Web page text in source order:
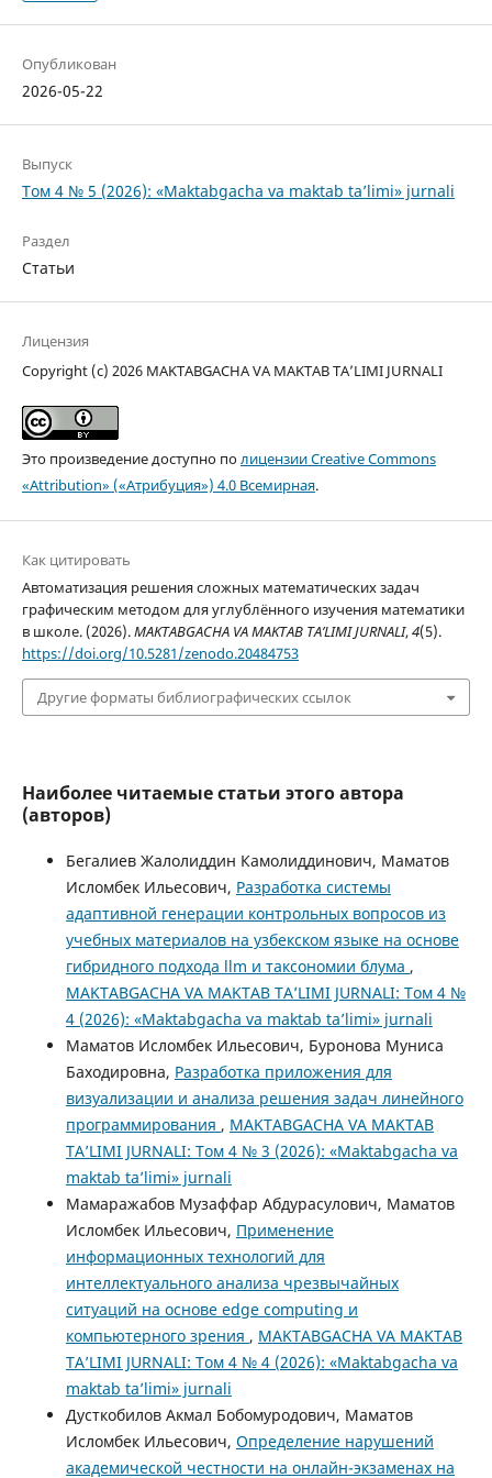
Опубликован
2026-05-22
Выпуск
Том 4 № 5 (2026): «Maktabgacha va maktab ta’limi» jurnali
Раздел
Статьи
Лицензия
Copyright (c) 2026 MAKTABGACHA VA MAKTAB TA’LIMI JURNALI
Это произведение доступно полицензии Creative Commons
«Attribution» («Атрибуция») 4.0 Всемирная.
Как цитировать
Автоматизация решения сложных математических задач
графическим методом для углублённого изучения математики
в школе. (2026).MAKTABGACHA VA MAKTAB TA’LIMI JURNALI,4(5).
https://doi.org/10.5281/zenodo.20484753
Другие форматы библиографических ссылок
Наиболее читаемые статьи этого автора
(авторов)
Бегалиев Жалолиддин Камолиддинович, Маматов
Исломбек Ильесович, Разработка системы
адаптивной генерации контрольных вопросов из
учебных материалов на узбекском языке на основе
гибридного подхода llm и таксономии блума ,
MAKTABGACHA VA MAKTAB TA’LIMI JURNALI: Том 4 №
4 (2026): «Maktabgacha va maktab ta’limi» jurnali
Маматов Исломбек Ильесович, Буронова Муниса
Баходировна, Разработка приложения для
визуализации и анализа решения задач линейного
программирования , MAKTABGACHA VA MAKTAB
TA’LIMI JURNALI: Том 4 № 3 (2026): «Maktabgacha va
maktab ta’limi» jurnali
Мамаражабов Музаффар Абдурасулович, Маматов
Исломбек Ильесович, Применение
информационных технологий для
интеллектуального анализа чрезвычайных
ситуаций на основе edge computing и
компьютерного зрения , MAKTABGACHA VA MAKTAB
TA’LIMI JURNALI: Том 4 № 4 (2026): «Maktabgacha va
maktab ta’limi» jurnali
Дусткобилов Акмал Бобомуродович, Маматов
Исломбек Ильесович, Определение нарушений
академической честности на онлайн-экзаменах на